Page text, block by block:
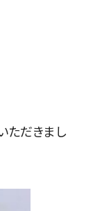
ただきまし